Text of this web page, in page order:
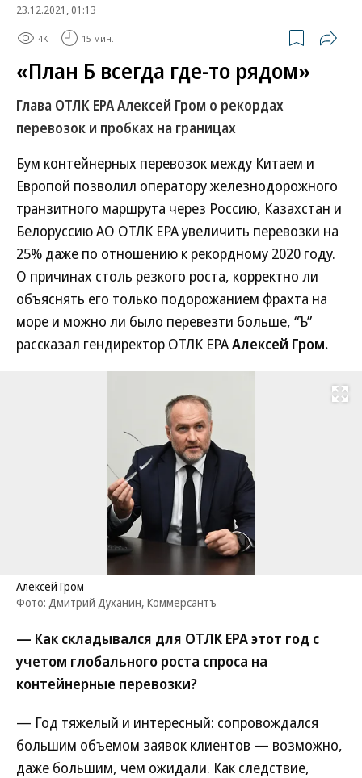
23.12.2021, 01:13
4K 15 мин.
«План Б всегда где-то рядом»
Глава ОТЛК ЕРА Алексей Гром о рекордах
перевозок и пробках на границах
Бум контейнерных перевозок между Китаем и
Европой позволил оператору железнодорожного
транзитного маршрута через Россию, Казахстан и
Белоруссию АО ОТЛК ЕРА увеличить перевозки на
25% даже по отношению к рекордному 2020 году.
О причинах столь резкого роста, корректно ли
объяснять его только подорожанием фрахта на
море и можно ли было перевезти больше, “Ъ”
рассказал гендиректор ОТЛК ЕРААлексей Гром.
Развернуть
Алексей Гром
Фото: Дмитрий Духанин, Коммерсантъ
— Как складывался для ОТЛК ЕРА этот год с
учетом глобального роста спроса на
контейнерные перевозки?
— Год тяжелый и интересный: сопровождался
большим объемом заявок клиентов — возможно,
даже большим, чем ожидали. Как следствие,